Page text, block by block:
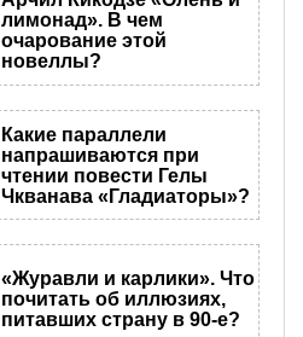
лимонад». В чем
очарование этой
новеллы?
Какие параллели
напрашиваются при
чтении повести Гелы
Чкванава «Гладиаторы»?
«Журавли и карлики». Что
почитать об иллюзиях,
питавших страну в 90-е?